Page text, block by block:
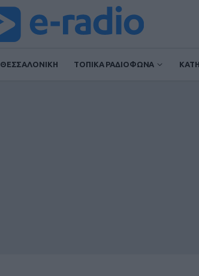
ΘΕΣΣΑΛΟΝΙΚΗ ΤΟΠΙΚΑ ΡΑΔΙΟΦΩΝΑ